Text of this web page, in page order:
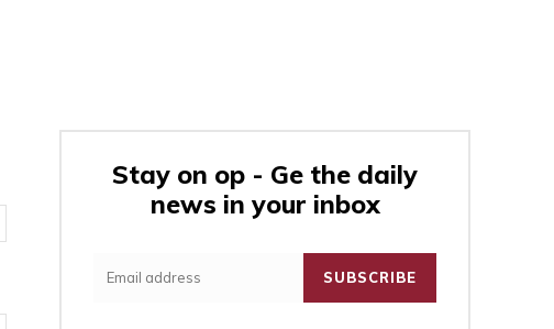
Stay on op - Ge the daily
news in your inbox
SUBSCRIBE